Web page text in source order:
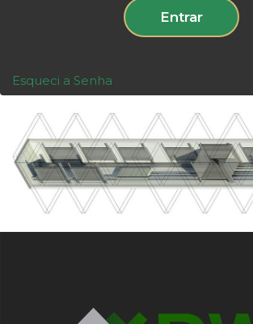
Entrar
Esqueci a Senha